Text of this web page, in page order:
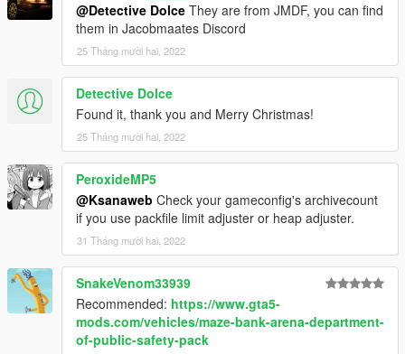
@Detective Dolce They are from JMDF, you can find
them in Jacobmaates Discord
25 Tháng mười hai, 2022
Detective Dolce
Found it, thank you and Merry Christmas!
25 Tháng mười hai, 2022
PeroxideMP5
@Ksanaweb Check your gameconfig's archivecount
if you use packfile limit adjuster or heap adjuster.
31 Tháng mười hai, 2022
SnakeVenom33939
Recommended: https://www.gta5-
mods.com/vehicles/maze-bank-arena-department-
of-public-safety-pack